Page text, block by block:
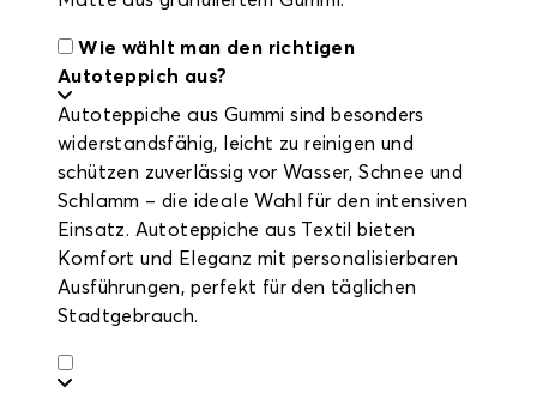
Wie wählt man den richtigen
Autoteppich aus?
Autoteppiche aus Gummi sind besonders
widerstandsfähig, leicht zu reinigen und
schützen zuverlässig vor Wasser, Schnee und
Schlamm – die ideale Wahl für den intensiven
Einsatz. Autoteppiche aus Textil bieten
Komfort und Eleganz mit personalisierbaren
Ausführungen, perfekt für den täglichen
Stadtgebrauch.